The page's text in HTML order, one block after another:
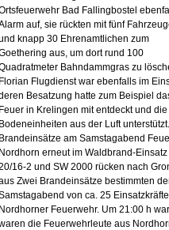
Bad Fallingbostel
auf, sie rückten mit fünf
knapp 30 Ehrenamtlichen zum
aus, um dort rund 100
Bahndammgras zu
Florian Flugdienst war ebenfalls im
Besatzung hatte zum Beispiel
Feuer in Krelingen mit entdeckt und die
Bodeneinheiten aus der Luft
Brandeinsätze am Samstagabend
Nordhorn erneut im Waldbrand-Einsatz
16-2 und SW 2000 rücken nach
Zwei Brandeinsätze bestimmten
von ca. 25
Nordhorner Feuerwehr. Um 21:00 h war
die Feuerwehrleute aus